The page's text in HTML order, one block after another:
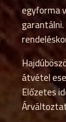
egyforma
átvétel
Előzetes